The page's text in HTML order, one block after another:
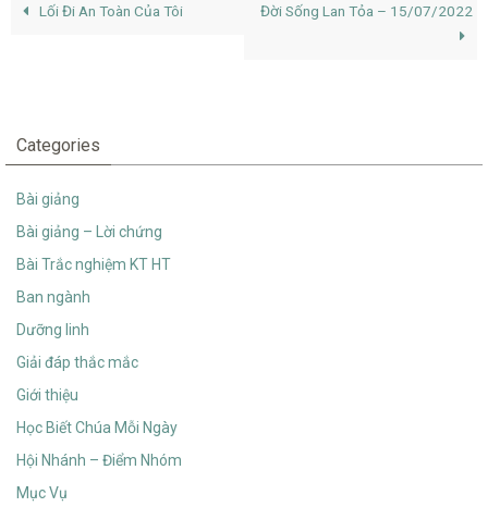
Lối Đi An Toàn Của Tôi Đời Sống Lan Tỏa – 15/07/2022
Categories
Bài giảng
Bài giảng – Lời chứng
Bài Trắc nghiệm KT HT
Ban ngành
Dưỡng linh
Giải đáp thắc mắc
Giới thiệu
Học Biết Chúa Mỗi Ngày
Hội Nhánh – Điểm Nhóm
Mục Vụ